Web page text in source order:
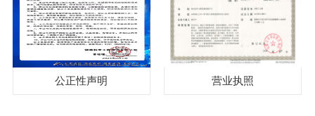
公正性声明 营业执照